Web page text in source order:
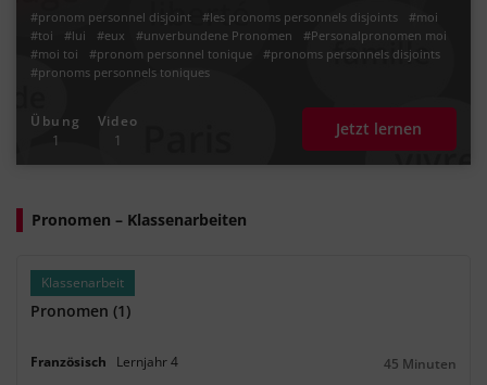
#pronom personnel disjoint #les pronoms personnels disjoints
#moi
#toi
#lui #eux #unverbundene Pronomen
#Personalpronomen moi
#moi toi
#pronom personnel tonique
#pronoms personnels disjoints
#pronoms personnels toniques
Übung
1
Video
1
Jetzt lernen
Pronomen – Klassenarbeiten
Klassenarbeit
Pronomen (1)
Französisch Lernjahr4
Dauer:
45 Minuten